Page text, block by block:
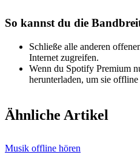
So kannst du die
Schließe alle anderen
Internet zugreifen.
Wenn du Spotify Premium
herunterladen, um sie offline
Ähnliche Artikel
Musik offline hören